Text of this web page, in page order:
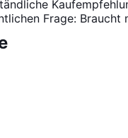
Frage: Braucht